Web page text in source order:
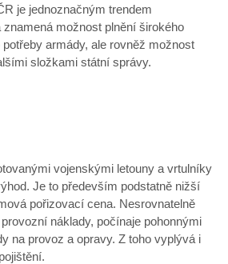
je jednoznačným trendem
znamená možnost plnění širokého
armády, ale rovněž možnost
složkami státní správy.
vojenskými letouny a vrtulníky
Je to především podstatně nižší
pořizovací cena. Nesrovnatelně
náklady, počínaje pohonnými
na provoz a opravy. Z toho vyplývá i